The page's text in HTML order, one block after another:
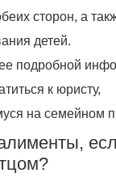
сторон, а
детей.
подробной
к юристу,
на семейном